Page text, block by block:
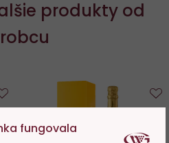
produkty od
Do
obľúbených
fungovala